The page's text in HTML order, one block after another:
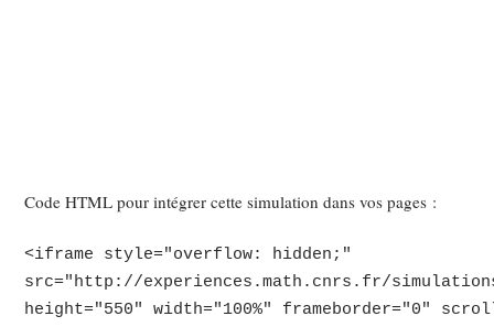
Code HTML pour intégrer cette simulation dans vos pages :
<iframe style="overflow: hidden;"
src="http://experiences.math.cnrs.fr/
height="550" width="100%" frameborder="0"